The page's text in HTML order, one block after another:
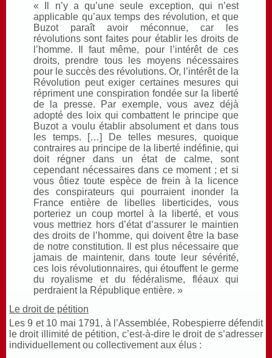
« Il n’y a qu’une seule exception, qui n’est
applicable qu’aux temps des révolution, et que
Buzot paraît avoir méconnue, car les
révolutions sont faites pour établir les droits de
l’homme. Il faut même, pour l’intérêt de ces
droits, prendre tous les moyens nécessaires
pour le succès des révolutions. Or, l’intérêt de la
Révolution peut exiger certaines mesures qui
répriment une conspiration fondée sur la liberté
de la presse. Par exemple, vous avez déjà
adopté des loix qui combattent le principe que
Buzot a voulu établir absolument et dans tous
les temps. […] De telles mesures, quoique
contraires au principe de la liberté indéfinie, qui
doit régner dans un état de calme, sont
cependant nécessaires dans ce moment ; et si
vous ôtiez toute espèce de frein à la licence
des conspirateurs qui pourraient inonder la
France entière de libelles liberticides, vous
porteriez un coup mortel à la liberté, et vous
vous mettriez hors d’état d’assurer le maintien
des droits de l’homme, qui doivent être la base
de notre constitution. Il est plus nécessaire que
jamais de maintenir, dans toute leur sévérité,
ces lois révolutionnaires, qui étouffent le germe
du royalisme et du fédéralisme, fléaux qui
perdraient la République entière. »
Le droit de pétition
Les 9 et 10 mai 1791, à l’Assemblée, Robespierre défendit
le droit illimité de pétition, c’est-à-dire le droit de s’adresser
individuellement ou collectivement aux élus :